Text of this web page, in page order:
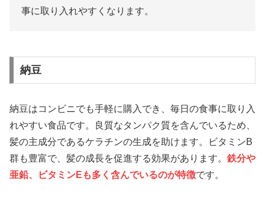
事に取り入れやすくなります。
納豆
納豆はコンビニでも手軽に購入でき、毎日の食事に取り入
れやすい食品です。良質なタンパク質を含んでいるため、
髪の主成分であるケラチンの生成を助けます。ビタミンB
群も豊富で、髪の成長を促進する効果があります。 鉄分や
亜鉛、ビタミンEも多く含んでいるのが特徴です。